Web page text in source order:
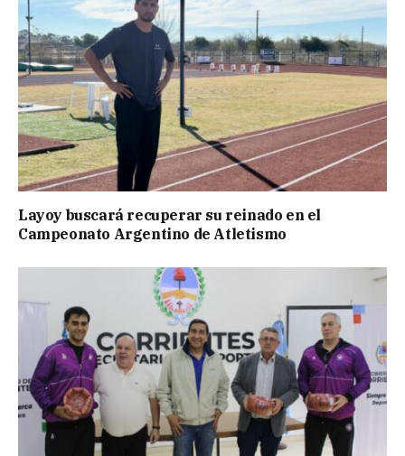
Layoy buscará recuperar su reinado en el
Campeonato Argentino de Atletismo